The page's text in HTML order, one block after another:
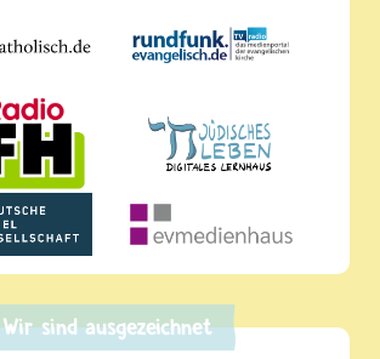
Wir sind ausgezeichnet